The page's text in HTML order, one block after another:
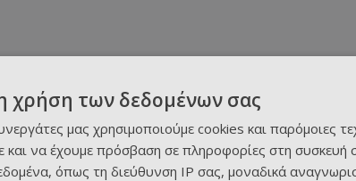
χρήση των δεδομένων σας
μας χρησιμοποιούμε cookies και παρόμοιες
και να έχουμε πρόσβαση σε πληροφορίες στη συσκευή
όπως τη διεύθυνση IP σας, μοναδικά